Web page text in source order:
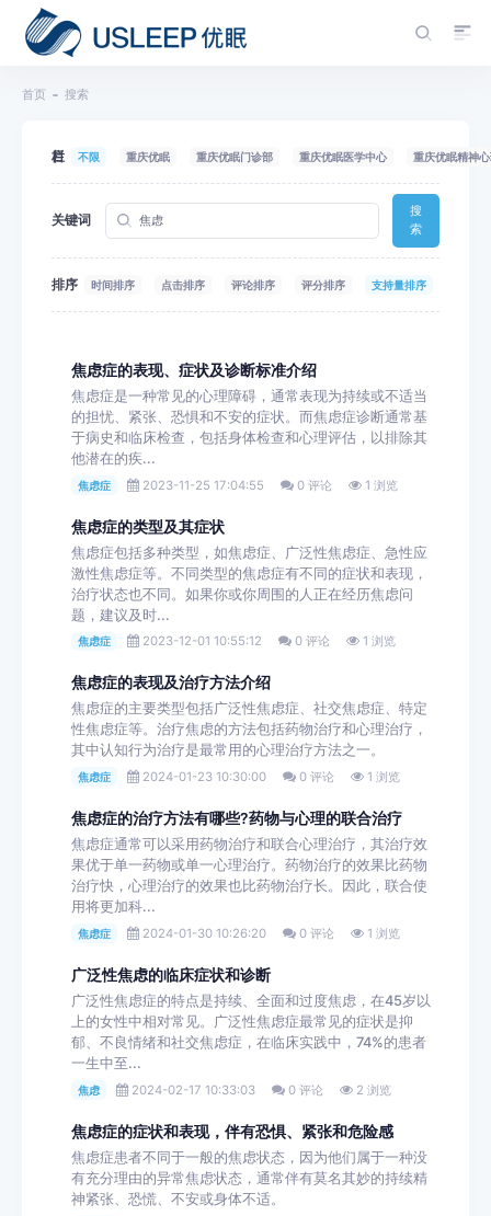
首页 搜索
栏目 不限 重庆优眠 重庆优眠门诊部 重庆优眠医学中心 重庆优眠精神
关键词
搜
索
排序 时间排序 点击排序 评论排序 评分排序 支持量排序
焦虑症的表现、症状及诊断标准介绍
焦虑症是一种常见的心理障碍，通常表现为持续或不适当
的担忧、紧张、恐惧和不安的症状。而焦虑症诊断通常基
于病史和临床检查，包括身体检查和心理评估，以排除其
他潜在的疾...
焦虑症 2023-11-25 17:04:55 0 评论 1 浏览
焦虑症的类型及其症状
焦虑症包括多种类型，如焦虑症、广泛性焦虑症、急性应
激性焦虑症等。不同类型的焦虑症有不同的症状和表现，
治疗状态也不同。如果你或你周围的人正在经历焦虑问
题，建议及时...
焦虑症 2023-12-01 10:55:12 0 评论 1 浏览
焦虑症的表现及治疗方法介绍
焦虑症的主要类型包括广泛性焦虑症、社交焦虑症、特定
性焦虑症等。治疗焦虑的方法包括药物治疗和心理治疗，
其中认知行为治疗是最常用的心理治疗方法之一。
焦虑症 2024-01-23 10:30:00 0 评论 1 浏览
焦虑症的治疗方法有哪些?药物与心理的联合治疗
焦虑症通常可以采用药物治疗和联合心理治疗，其治疗效
果优于单一药物或单一心理治疗。药物治疗的效果比药物
治疗快，心理治疗的效果也比药物治疗长。因此，联合使
用将更加科...
焦虑症 2024-01-30 10:26:20 0 评论 1 浏览
广泛性焦虑的临床症状和诊断
广泛性焦虑症的特点是持续、全面和过度焦虑，在45岁以
上的女性中相对常见。广泛性焦虑症最常见的症状是抑
郁、不良情绪和社交焦虑症，在临床实践中，74%的患者
一生中至...
焦虑 2024-02-17 10:33:03 0 评论 2 浏览
焦虑症的症状和表现，伴有恐惧、紧张和危险感
焦虑症患者不同于一般的焦虑状态，因为他们属于一种没
有充分理由的异常焦虑状态，通常伴有莫名其妙的持续精
神紧张、恐慌、不安或身体不适。